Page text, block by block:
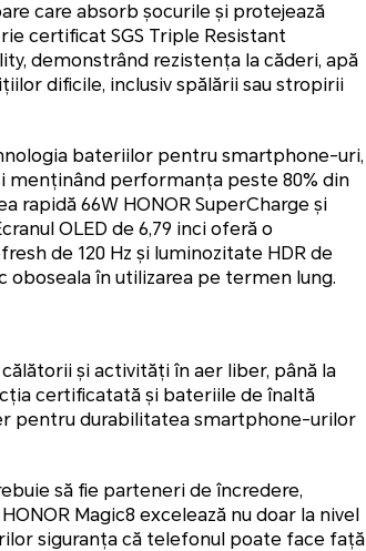
care absorb șocurile și protejează
certificat SGS Triple Resistant
demonstrând rezistența la căderi, apă
dificile, inclusiv spălării sau stropirii
bateriilor pentru smartphone-uri,
menținând performanța peste 80% din
rapidă 66W HONOR SuperCharge și
OLED de 6,79 inci oferă o
de 120 Hz și luminozitate HDR de
oboseala în utilizarea pe termen lung.
și activități în aer liber, până la
certificatată și bateriile de înaltă
pentru durabilitatea smartphone-urilor
să fie parteneri de încredere,
Magic8 excelează nu doar la nivel
siguranța că telefonul poate face față